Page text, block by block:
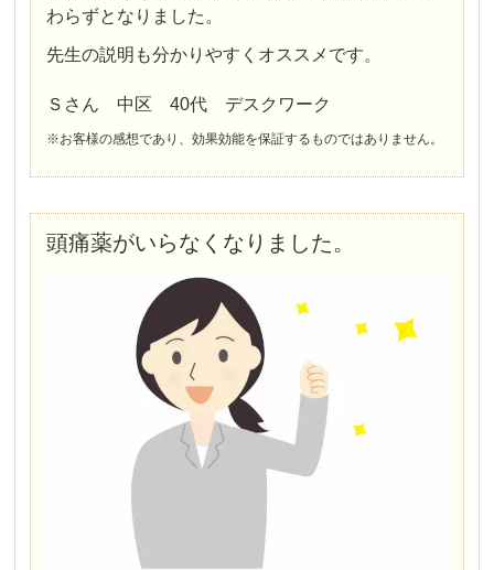
わらずとなりました。
先生の説明も分かりやすくオススメです。
Ｓさん 中区 40代 デスクワーク
※お客様の感想であり、効果効能を保証するものではありません。
頭痛薬がいらなくなりました。